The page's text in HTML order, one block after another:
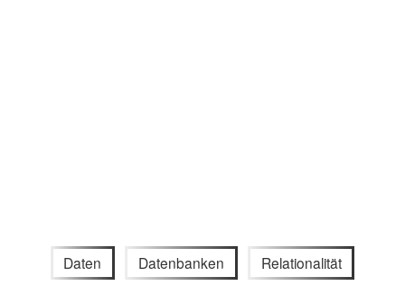
Daten Datenbanken Relationalität